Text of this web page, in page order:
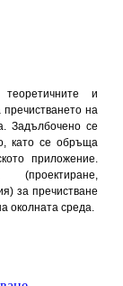
и
на
Задълбочено се
като се обръща
приложение.
за пречистване
околната среда.